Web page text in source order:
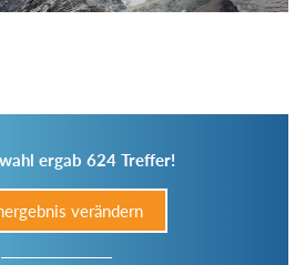
ergab 624 Treffer!
verändern